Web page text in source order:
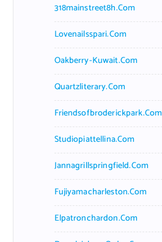
318mainstreet8h.com
Lovenailsspari.com
Oakberry-Kuwait.com
Quartzliterary.com
Friendsofbroderickpark.com
Studiopiattellina.com
Jannagrillspringfield.com
Fujiyamacharleston.com
Elpatronchardon.com